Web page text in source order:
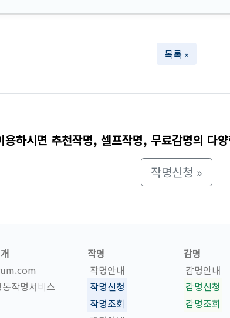
목록 »
용하시면 추천작명, 셀프작명, 무료감명의 다
작명신청 »
통작명서비스
작명
작명안내
작명신청
작명조회
감명
감명안내
감명신청
감명조회